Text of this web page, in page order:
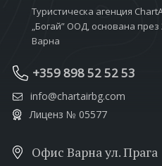
Туристическа агенция
„Богай” ООД, основана през
Варна
+359 898 52 52 53
info@chartairbg.com
Лиценз № 05577
Офис Варна ул. Прага